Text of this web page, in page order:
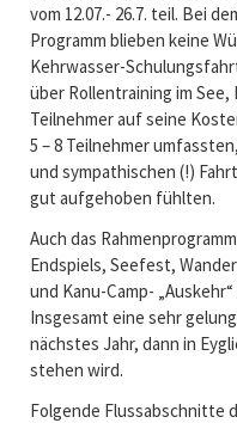
vom 12.07.- 26.7. teil. Bei
Programm blieben keine
Kehrwasser-
über Rollentraining im See,
Teilnehmer auf seine
5 – 8 Teilnehmer
und sympathischen (!)
gut aufgehoben fühlten.
Auch das
Endspiels, Seefest,
und Kanu-Camp-
Insgesamt eine sehr
nächstes Jahr, dann in
stehen wird.
Folgende Flussabschnitte